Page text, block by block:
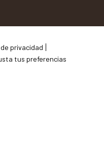
privacidad
tus preferencias